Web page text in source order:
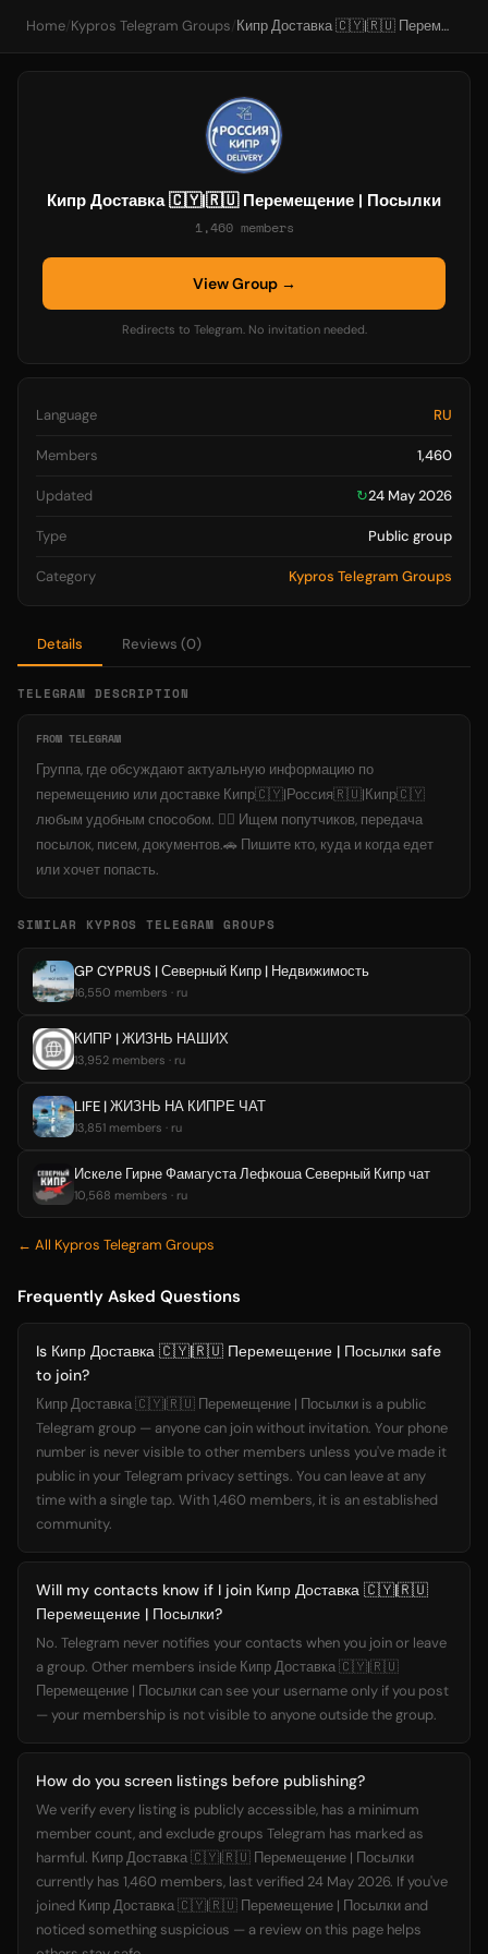
Home/ Kypros Telegram Groups/ Кипр Доставка 🇨🇾|🇷🇺 Перемещение | Посылки
Details Reviews (0)
TELEGRAM DESCRIPTION
FROM TELEGRAM
Группа, где обсуждают актуальную информацию по
перемещению или доставке Кипр🇨🇾|Россия🇷🇺|Кипр🇨🇾
любым удобным способом. 🙋‍♂️ Ищем попутчиков, передача
посылок, писем, документов.🚗 Пишите кто, куда и когда едет
или хочет попасть.
SIMILAR KYPROS TELEGRAM GROUPS
GP CYPRUS | Северный Кипр | Недвижимость
16,550 members · ru
КИПР | ЖИЗНЬ НАШИХ
13,952 members · ru
LIFE | ЖИЗНЬ НА КИПРЕ ЧАТ
13,851 members · ru
Искеле Гирне Фамагуста Лефкоша Северный Кипр чат
10,568 members · ru
← All Kypros Telegram Groups
Кипр Доставка 🇨🇾|🇷🇺 Перемещение | Посылки
1,460 members
View Group →
Redirects to Telegram. No invitation needed.
Language RU
Members 1,460
Updated ↻24 May 2026
Type Public group
Category Kypros Telegram Groups
Frequently Asked Questions
Is Кипр Доставка 🇨🇾|🇷🇺 Перемещение | Посылки safe
to join?
Кипр Доставка 🇨🇾|🇷🇺 Перемещение | Посылки is a public
Telegram group — anyone can join without invitation. Your phone
number is never visible to other members unless you've made it
public in your Telegram privacy settings. You can leave at any
time with a single tap. With 1,460 members, it is an established
community.
Will my contacts know if I join Кипр Доставка 🇨🇾|🇷🇺
Перемещение | Посылки?
No. Telegram never notifies your contacts when you join or leave
a group. Other members inside Кипр Доставка 🇨🇾|🇷🇺
Перемещение | Посылки can see your username only if you post
— your membership is not visible to anyone outside the group.
How do you screen listings before publishing?
We verify every listing is publicly accessible, has a minimum
member count, and exclude groups Telegram has marked as
harmful. Кипр Доставка 🇨🇾|🇷🇺 Перемещение | Посылки
currently has 1,460 members, last verified 24 May 2026. If you've
joined Кипр Доставка 🇨🇾|🇷🇺 Перемещение | Посылки and
noticed something suspicious — a review on this page helps